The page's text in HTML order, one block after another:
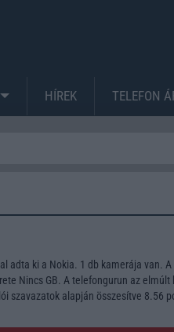
HÍREK TELEFON
adta ki a Nokia. 1 db kamerája van.
Nincs GB. A telefongurun az
szavazatok alapján összesítve 8.56